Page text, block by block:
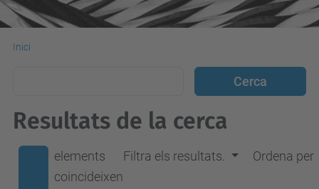
Inici
Resultats de la cerca
elements
coincideixen
Filtra els resultats. Ordena per